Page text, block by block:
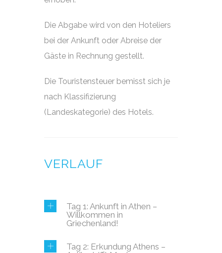
Die Abgabe wird von den Hoteliers
bei der Ankunft oder Abreise der
Gäste in Rechnung gestellt.
Die Touristensteuer bemisst sich je
nach Klassifizierung
(Landeskategorie) des Hotels.
VERLAUF
Tag 1: Ankunft in Athen –
Willkommen in
Griechenland!
Tag 2: Erkundung Athens –